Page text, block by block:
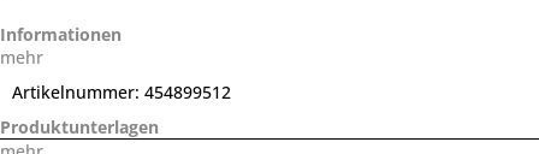
Informationen
mehr
Artikelnummer: 454899512
Produktunterlagen